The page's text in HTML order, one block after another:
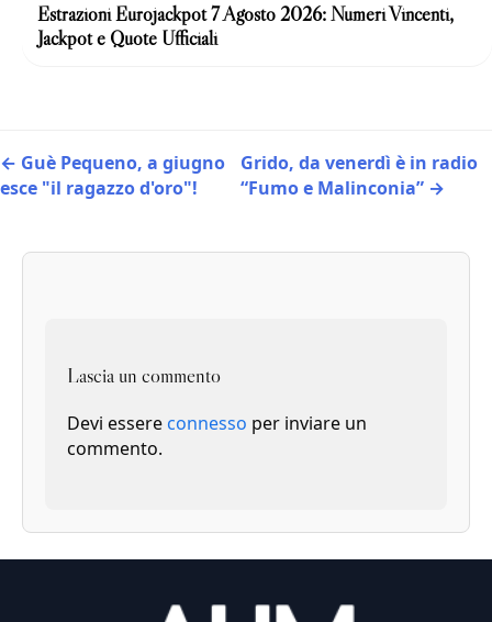
Estrazioni Eurojackpot 7 Agosto 2026: Numeri Vincenti,
Jackpot e Quote Ufficiali
← Guè Pequeno, a giugno
esce "il ragazzo d'oro"!
Grido, da venerdì è in radio
“Fumo e Malinconia” →
Lascia un commento
Devi essere connesso per inviare un
commento.